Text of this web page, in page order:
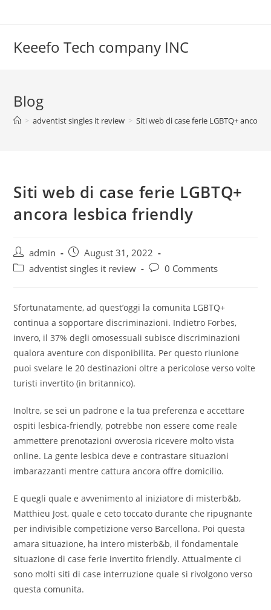
Keeefo Tech company INC
Blog
> adventist singles it review > Siti web di case ferie LGBTQ+ ancora
Siti web di case ferie LGBTQ+
ancora lesbica friendly
Post
author:
admin
Post
published:
August 31, 2022
Postadventist singles it review
Post0 Comments
Sfortunatamente, ad quest’oggi la comunita LGBTQ+
continua a sopportare discriminazioni. Indietro Forbes,
invero, il 37% degli omosessuali subisce discriminazioni
qualora aventure con disponibilita. Per questo riunione
puoi svelare le 20 destinazioni oltre a pericolose verso volte
turisti invertito (in britannico).
Inoltre, se sei un padrone e la tua preferenza e accettare
ospiti lesbica-friendly, potrebbe non essere come reale
ammettere prenotazioni ovverosia ricevere molto vista
online. La gente lesbica deve e contrastare situazioni
imbarazzanti mentre cattura ancora offre domicilio.
E quegli quale e avvenimento al iniziatore di misterb&b,
Matthieu Jost, quale e ceto toccato durante che ripugnante
per indivisible competizione verso Barcellona. Poi questa
amara situazione, ha intero misterb&b, il fondamentale
situazione di case ferie invertito friendly. Attualmente ci
sono molti siti di case interruzione quale si rivolgono verso
questa comunita.